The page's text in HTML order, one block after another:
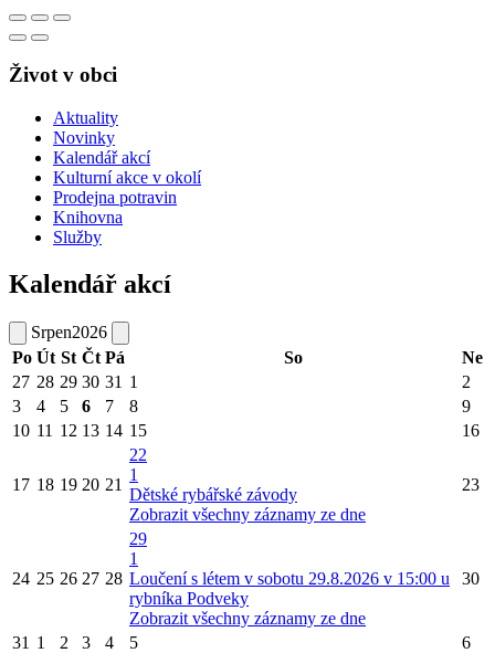
Život v obci
Aktuality
Novinky
Kalendář akcí
Kulturní akce v okolí
Prodejna potravin
Knihovna
Služby
Kalendář akcí
Srpen2026
Po Út St Čt Pá So
Ne
27 28 29 30 31 1
2
3
4 5 6 7 8
9
10 11 12 13 14 15 16
17 18 19 20 21
22
1
Dětské rybářské závody
Zobrazit všechny záznamy ze dne
23
24 25 26 27 28
29
1
Loučení s létem v sobotu 29.8.2026 v 15:00 u
rybníka Podveky
Zobrazit všechny záznamy ze dne
30
31 1 2 3 4 5 6